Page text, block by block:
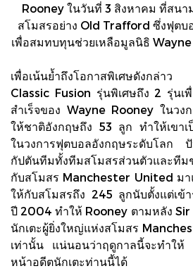
Rooney ในวันที่ 3 สิงหาคม ที่สน
สโมสรอย่าง Old Trafford ซึ่งฟุตบ
เพื่อสมทบทุนช่วยเหลือมูลนิธิ
เพื่อเน้นย้ำถึงโอกาสพิเศษดังกล่
Classic Fusion รุ่นพิเศษถึง 2 รุ่นเ
สำเร็จของ Wayne Rooney ในวง
ให้ชาติอังกฤษถึง 53 ลูก ทำให้เขาเ
ในวงการฟุตบอลอังกฤษระดับโล
กัปตันทีมทั้งทีมสโมสรส่วนตัวและที
กับสโมสร Manchester United ม
ให้กับสโมสรถึง 245 ลูกนับตั้งแต่เข้
ปี 2004 ทำให้ Rooney ตามหลัง
นักเตะผู้ยิ่งใหญ่แห่งสโมสร
เท่านั้น แน่นอนว่าฤดูกาลนี้จะทำให้
หน้าอดีตนักเตะท่านนี้ได้